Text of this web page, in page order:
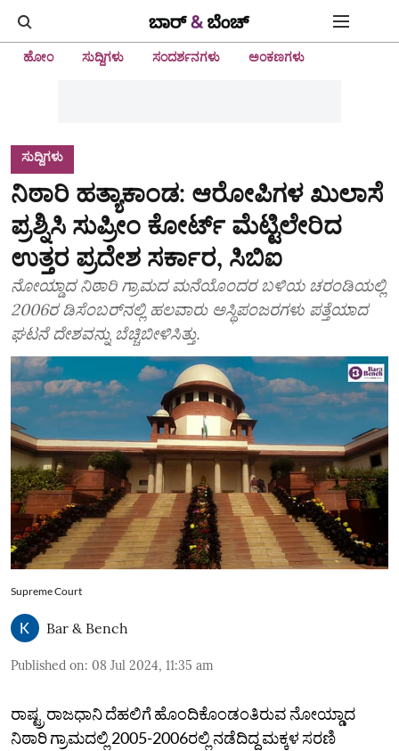
ಹೋಂ ಸುದ್ದಿಗಳು ಸಂದರ್ಶನಗಳು ಅಂಕಣಗಳು
ಸುದ್ದಿಗಳು
ನಿಠಾರಿ ಹತ್ಯಾಕಾಂಡ: ಆರೋಪಿಗಳ ಖುಲಾಸೆ
ಪ್ರಶ್ನಿಸಿ ಸುಪ್ರೀಂ ಕೋರ್ಟ್ ಮೆಟ್ಟಿಲೇರಿದ
ಉತ್ತರ ಪ್ರದೇಶ ಸರ್ಕಾರ, ಸಿಬಿಐ
ನೋಯ್ಡಾದ ನಿಠಾರಿ ಗ್ರಾಮದ ಮನೆಯೊಂದರ ಬಳಿಯ ಚರಂಡಿಯಲ್ಲಿ
2006ರ ಡಿಸೆಂಬರ್‌ನಲ್ಲಿ ಹಲವಾರು ಅಸ್ಥಿಪಂಜರಗಳು ಪತ್ತೆಯಾದ
ಘಟನೆ ದೇಶವನ್ನು ಬೆಚ್ಚಿಬೀಳಿಸಿತ್ತು.
Supreme Court
Bar & Bench
Published on: 08 Jul 2024, 11:35 am
ರಾಷ್ಟ್ರ ರಾಜಧಾನಿ ದೆಹಲಿಗೆ ಹೊಂದಿಕೊಂಡಂತಿರುವ ನೋಯ್ಡಾದ
ನಿಠಾರಿ ಗ್ರಾಮದಲ್ಲಿ 2005-2006ರಲ್ಲಿ ನಡೆದಿದ್ದ ಮಕ್ಕಳ ಸರಣಿ